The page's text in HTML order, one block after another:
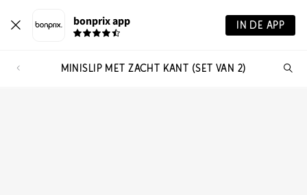
bonprix app IN DE APP
MINISLIP MET ZACHT KANT (SET VAN 2)